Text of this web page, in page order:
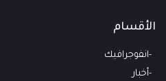
الأقسام
انفوجرافيك
أخبار